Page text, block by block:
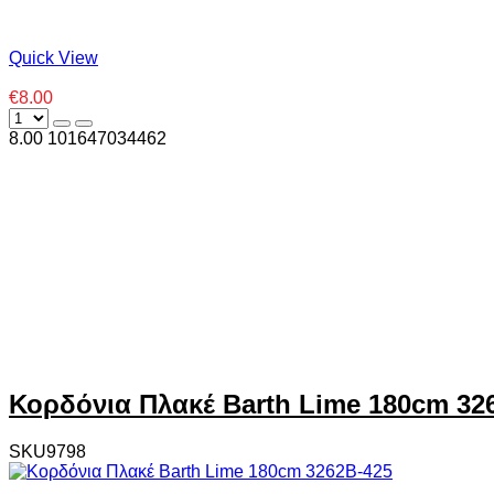
Quick View
€8.00
8.00 101647034462
Κορδόνια Πλακέ Barth Lime 180cm
SKU9798